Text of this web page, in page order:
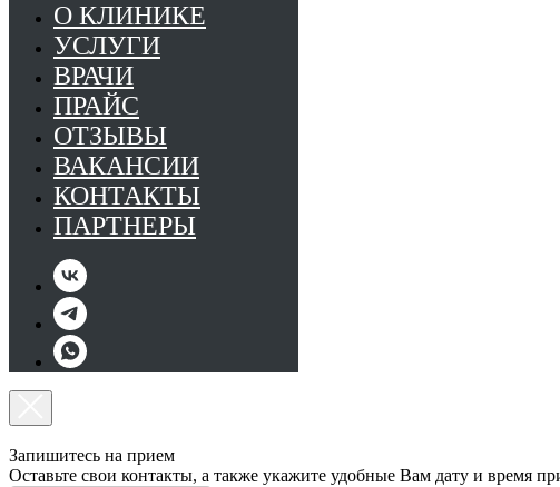
О КЛИНИКЕ
УСЛУГИ
ВРАЧИ
ПРАЙС
ОТЗЫВЫ
ВАКАНСИИ
КОНТАКТЫ
ПАРТНЕРЫ
Запишитесь на прием
Оставьте свои контакты, а также укажите удобные Вам дату и время